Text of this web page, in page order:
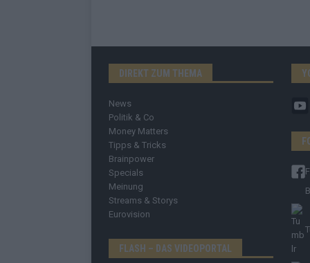
DIREKT ZUM THEMA
News
Politik & Co
Money Matters
Tipps & Tricks
Brainpower
Specials
Meinung
Streams & Storys
Eurovision
FLASH – DAS VIDEOPORTAL